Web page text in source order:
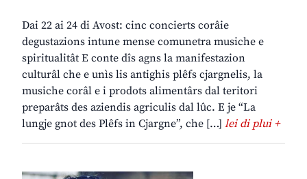
Dai 22 ai 24 di Avost: cinc concierts corâie
degustazions intune mense comunetra musiche e
spiritualitât E conte dîs agns la manifestazion
culturâl che e unìs lis antighis plêfs cjargnelis, la
musiche corâl e i prodots alimentârs dal teritori
preparâts des aziendis agriculis dal lûc. E je “La
lungje gnot des Plêfs in Cjargne”, che […] lei di plui +